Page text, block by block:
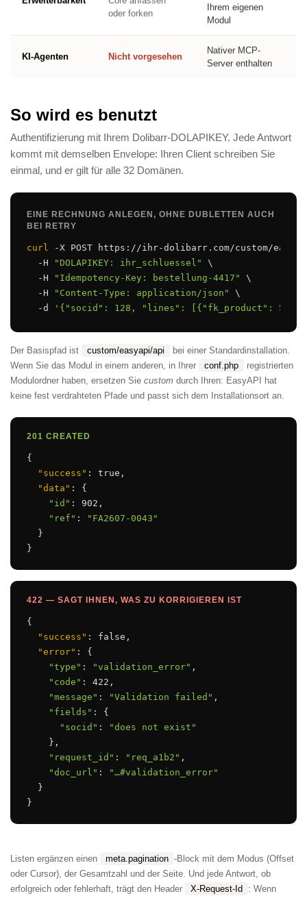
oder forken
Ihrem eigenen
Modul
KI-Agenten Nicht vorgesehen
Nativer MCP-
Server enthalten
So wird es benutzt
Authentifizierung mit Ihrem Dolibarr-DOLAPIKEY. Jede Antwort
kommt mit demselben Envelope: Ihren Client schreiben Sie
einmal, und er gilt für alle 32 Domänen.
EINE RECHNUNG ANLEGEN, OHNE DUBLETTEN AUCH
BEI RETRY
curl -X POST https://ihr-dolibarr.com/custom/
  -H
"DOLAPIKEY: ihr_schluessel"
\
  -H
"Idempotency-Key: bestellung-4417"
\
  -H
"Content-Type: application/json"
\
  -d
'{"socid": 128, "lines": [{"fk_product": 55,
Der Basispfad ist custom/easyapi/api
bei einer Standardinstallation.
Wenn Sie das Modul in einem anderen, in Ihrer
conf.php
registrierten
Modulordner haben, ersetzen Sie custom durch Ihren: EasyAPI hat
keine fest verdrahteten Pfade und passt sich dem Installationsort an.
201 CREATED
{
"success" : true,
"data" : {
"id" : 902,
"ref" :
"FA2607-0043"
  }
}
422 — SAGT IHNEN, WAS ZU KORRIGIEREN IST
{
"success" : false,
"error" : {
"type" : "validation_error" ,
"code" : 422,
"message" : "Validation failed" ,
"fields" : {
"socid" :
"does not exist"
    },
"request_id" : "req_a1b2" ,
"doc_url" :
"…#validation_error"
  }
}
Listen ergänzen einen meta.pagination -Block mit dem Modus (Offset
oder Cursor), der Gesamtzahl und der Seite. Und jede Antwort, ob
erfolgreich oder fehlerhaft, trägt den Header
X-Request-Id
: Wenn